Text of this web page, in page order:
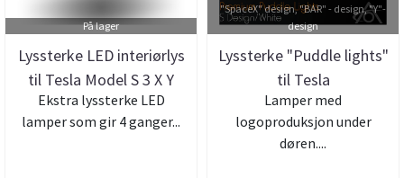
På lager
Lyssterke LED interiørlys
til Tesla Model S 3 X Y
Ekstra lyssterke LED
lamper som gir 4 ganger...
"SpaceX" design, "BAR" - design, "Y"-
design
Lyssterke "Puddle lights"
til Tesla
Lamper med
logoproduksjon under
døren....